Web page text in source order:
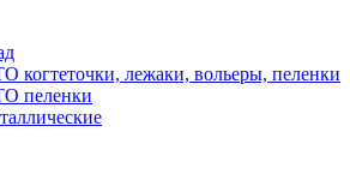
когтеточки, лежаки, вольеры, пеленки
пеленки